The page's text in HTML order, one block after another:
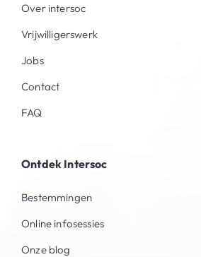
Over intersoc
Vrijwilligerswerk
Jobs
Contact
FAQ
Ontdek Intersoc
Bestemmingen
Online infosessies
Onze blog